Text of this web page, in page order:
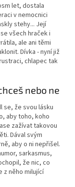
let, dostala
v nemocnici
stehy... Její
všech hraček i
ale ani těmi
Dívka - nyní již
chlapec tak
nebo ne
se, že svou lásku
aby toho, koho
zažívat takovou
Dával svým
aby o ni nepřišel.
sarkasmus,
že nic, co
z něho milující